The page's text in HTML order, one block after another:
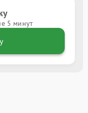
5 минут